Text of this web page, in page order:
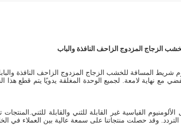
الزجاج المزدوج الزاحف النافذة والباب
شريط المسافة للخشب الزجاج المزدوج الزاحف النافذة والباب
مع نهاية لامعة. لجميع الوحدة المغلقة يدويًا يتم قطع هذا
القياسية غير القابلة للثني والقابلة للثني. المنتجات
وقد حصلت منتجاتنا على سمعة عالية بين العملاء في